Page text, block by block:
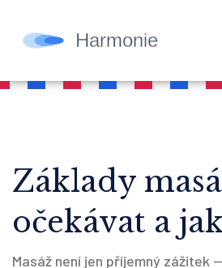
Základy
očekávat a
Masáž není jen příjemný zážitek